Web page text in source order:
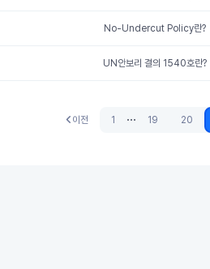
No-Undercut Policy란?
UN안보리 결의 1540호란?
이전
이전 1 ... 19 20